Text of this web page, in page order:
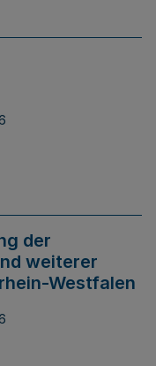
der
weiterer
Westfalen